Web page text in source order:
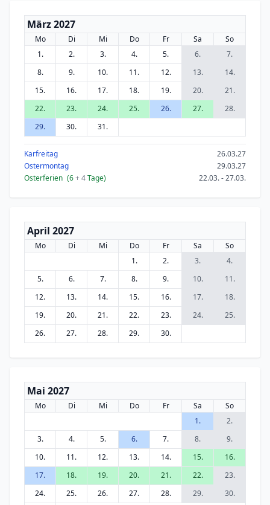
März 2027
Mo Di Mi Do Fr Sa
So
1.
2. 3. 4. 5. 6.
7.
8.
9. 10. 11. 12. 13.
14.
15.
16. 17. 18. 19. 20.
21.
22.
23. 24. 25. 26. 27.
28.
29.
30. 31.
Karfreitag
26.03.27
Ostermontag
29.03.27
Osterferien (6+ 4Tage) 22.03. - 27.03.
April 2027
Mo Di Mi Do Fr Sa
So
1.
2. 3.
4.
5.
6. 7. 8. 9. 10.
11.
12.
13. 14. 15. 16. 17.
18.
19.
20. 21. 22. 23. 24.
25.
26.
27. 28. 29. 30.
Mai 2027
Mo Di Mi Do Fr Sa
So
1.
2.
3.
4. 5. 6. 7. 8.
9.
10.
11. 12. 13. 14. 15.
16.
17.
18. 19. 20. 21. 22.
23.
24.
25. 26. 27. 28. 29. 30.